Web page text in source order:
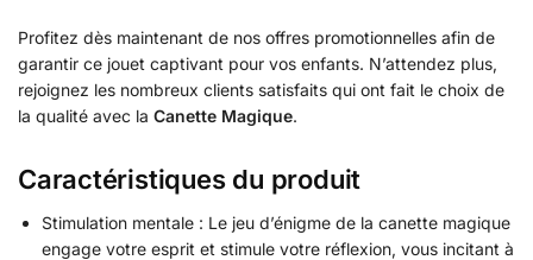
Profitez dès maintenant de nos offres promotionnelles afin de
garantir ce jouet captivant pour vos enfants. N’attendez plus,
rejoignez les nombreux clients satisfaits qui ont fait le choix de
la qualité avec la Canette Magique.
Caractéristiques du produit
Stimulation mentale : Le jeu d’énigme de la canette magique
engage votre esprit et stimule votre réflexion, vous incitant à